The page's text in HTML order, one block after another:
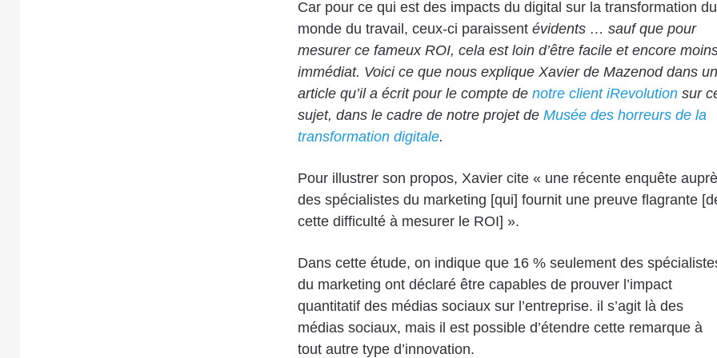
Car pour ce qui est des impacts du digital sur la transformation du
monde du travail, ceux-ci paraissent évidents … sauf que pour
mesurer ce fameux ROI, cela est loin d’être facile et encore
immédiat. Voici ce que nous explique Xavier de Mazenod dans un
article qu’il a écrit pour le compte de notre client iRevolutionsur
sujet, dans le cadre de notre projet de Musée des horreurs de la
transformation digitale.
Pour illustrer son propos, Xavier cite « une récente enquête
des spécialistes du marketing [qui] fournit une preuve flagrante
cette difficulté à mesurer le ROI] ».
Dans cette étude, on indique que 16 % seulement des
du marketing ont déclaré être capables de prouver l’impact
quantitatif des médias sociaux sur l’entreprise. il s’agit là des
médias sociaux, mais il est possible d’étendre cette remarque à
tout autre type d’innovation.